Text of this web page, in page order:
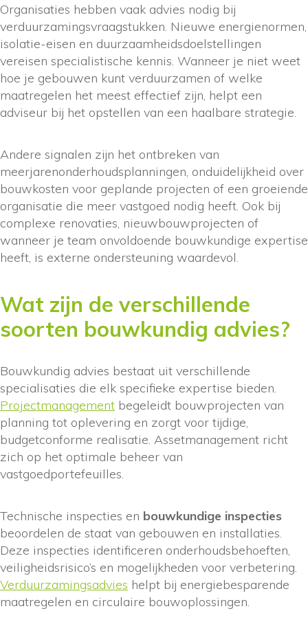
Organisaties hebben vaak advies nodig bij
verduurzamingsvraagstukken. Nieuwe energienormen,
isolatie-eisen en duurzaamheidsdoelstellingen
vereisen specialistische kennis. Wanneer je niet weet
hoe je gebouwen kunt verduurzamen of welke
maatregelen het meest effectief zijn, helpt een
adviseur bij het opstellen van een haalbare strategie.
Andere signalen zijn het ontbreken van
meerjarenonderhoudsplanningen, onduidelijkheid over
bouwkosten voor geplande projecten of een groeiende
organisatie die meer vastgoed nodig heeft. Ook bij
complexe renovaties, nieuwbouwprojecten of
wanneer je team onvoldoende bouwkundige expertise
heeft, is externe ondersteuning waardevol.
Wat zijn de verschillende
soorten bouwkundig advies?
Bouwkundig advies bestaat uit verschillende
specialisaties die elk specifieke expertise bieden.
Projectmanagement begeleidt bouwprojecten van
planning tot oplevering en zorgt voor tijdige,
budgetconforme realisatie. Assetmanagement richt
zich op het optimale beheer van
vastgoedportefeuilles.
Technische inspecties en bouwkundige inspecties
beoordelen de staat van gebouwen en installaties.
Deze inspecties identificeren onderhoudsbehoeften,
veiligheidsrisico’s en mogelijkheden voor verbetering.
Verduurzamingsadvies helpt bij energiebesparende
maatregelen en circulaire bouwoplossingen.